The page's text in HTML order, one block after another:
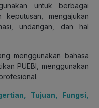
untuk berbagai
keputusan, mengajukan
undangan, dan hal
menggunakan bahasa
PUEBI, menggunakan
Tujuan, Fungsi,